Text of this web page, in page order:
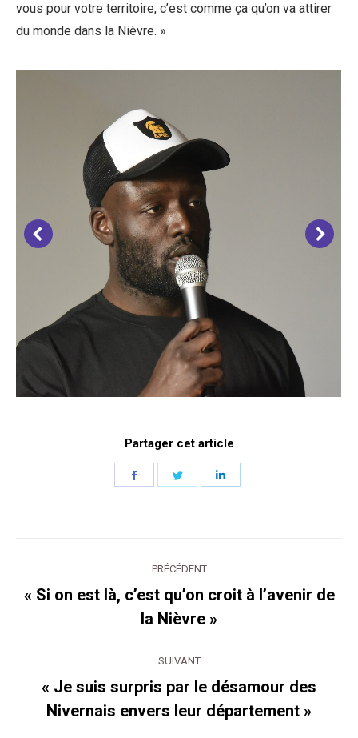
vous pour votre territoire, c’est comme ça qu’on va attirer
du monde dans la Nièvre. »
Partager cet article
Partager Partager
article
PRÉCÉDENT
Article
précédent
« Si on est là, c’est qu’on croit à l’avenir de
la Nièvre »
SUIVANT
Article
suivant
« Je suis surpris par le désamour des
Nivernais envers leur département »